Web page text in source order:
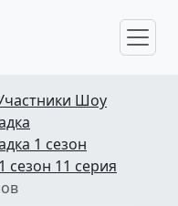
Шоу
1 сезон
сезон 11 серия